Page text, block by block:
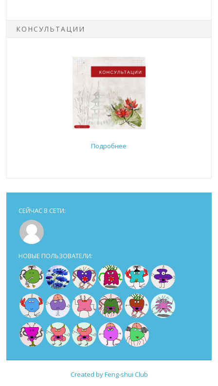
КОНСУЛЬТАЦИИ
Подробнее
СЕЙЧАС В СЕТИ:
НОВЫЕ ПОЛЬЗОВАТЕЛИ:
Created by Feng-shui Club